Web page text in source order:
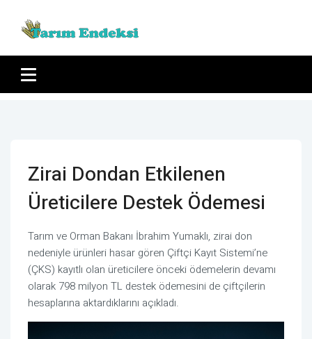
Zirai Dondan Etkilenen
Üreticilere Destek Ödemesi
Tarım ve Orman Bakanı İbrahim Yumaklı, zirai don
nedeniyle ürünleri hasar gören Çiftçi Kayıt Sistemi’ne
(ÇKS) kayıtlı olan üreticilere önceki ödemelerin devamı
olarak 798 milyon TL destek ödemesini de çiftçilerin
hesaplarına aktardıklarını açıkladı.